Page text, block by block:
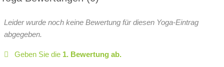
Leider wurde noch keine Bewertung für diesen Yoga-Eintrag
abgegeben.
Geben Sie die 1. Bewertung ab.